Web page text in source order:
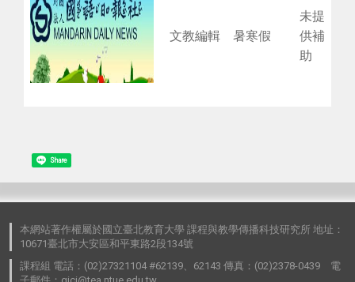
文教編輯 暑寒假
未提
供補
助
Share
本網站著作權屬於國立臺北教育大學 課程與教學傳播科技研究所 地址：
10671臺北市大安區和平東路2段134號
課程組 電話：(02)27321104 #62139、62143 傳真：(02)2378-0439 電